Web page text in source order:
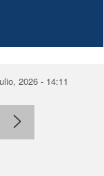
2026 - 14:11